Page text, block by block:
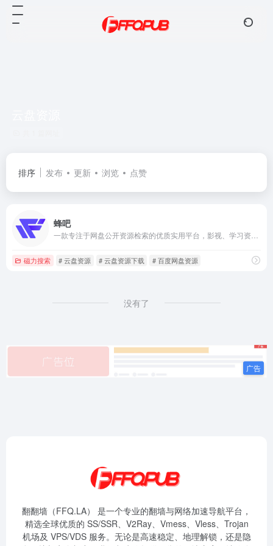
排序 发布 更新 浏览 点赞
蜂吧
磁力搜索 # 云盘资源 # 云盘资源下载 # 百度网盘资源
没有了
翻翻墙（FFQ.LA） 是一个专业的翻墙与网络加速导航平台，
精选全球优质的 SS/SSR、V2Ray、Vmess、Vless、Trojan
机场及 VPS/VDS 服务。无论是高速稳定、地理解锁，还是隐